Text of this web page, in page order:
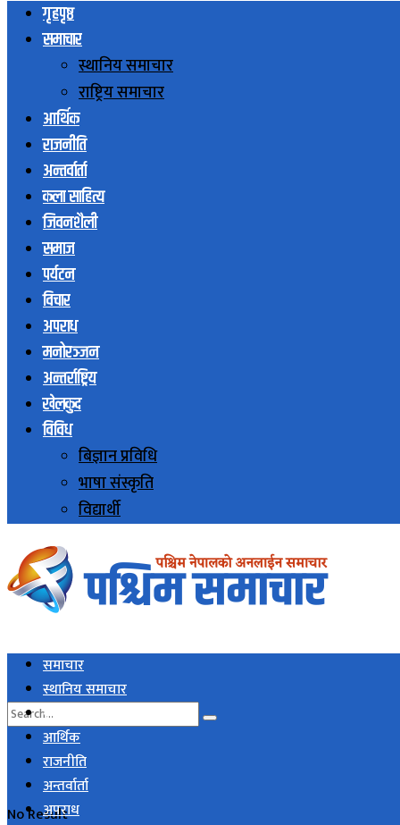
गृहपृष्ठ
समाचार
स्थानिय समाचार
राष्ट्रिय समाचार
आर्थिक
राजनीति
अन्तर्वार्ता
कला साहित्य
जिवनशैली
समाज
पर्यटन
विचार
अपराध
मनोरञ्जन
अन्तर्राष्ट्रिय
खेलकुद
विविध
बिज्ञान प्रविधि
भाषा संस्कृति
विद्यार्थी
No Result
समाचार
स्थानिय समाचार
राष्ट्रिय समाचार
आर्थिक
राजनीति
अन्तर्वार्ता
अपराध